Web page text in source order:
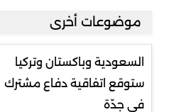
موضوعات أخرى
السعودية وباكستان وتركيا
ستوقع اتفاقية دفاع مشترك
في جدّة